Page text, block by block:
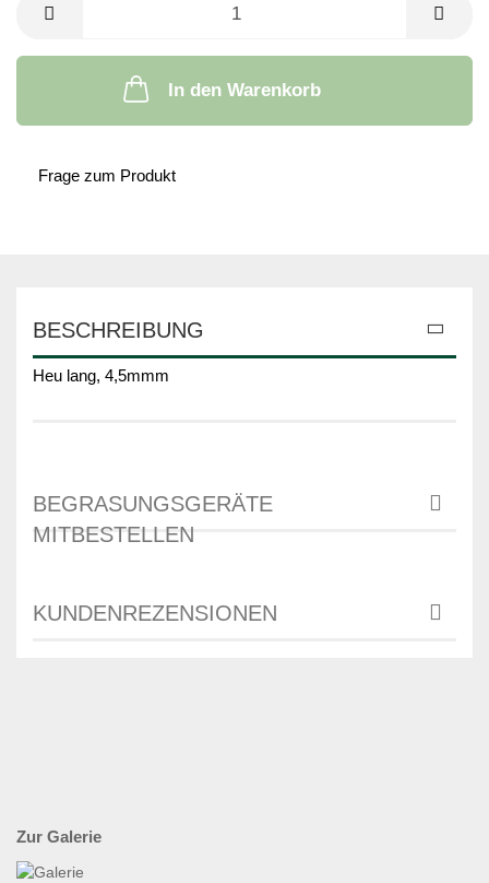
In den Warenkorb
Frage zum Produkt
BESCHREIBUNG
Heu lang, 4,5mmm
BEGRASUNGSGERÄTE
MITBESTELLEN
KUNDENREZENSIONEN
Zur Galerie